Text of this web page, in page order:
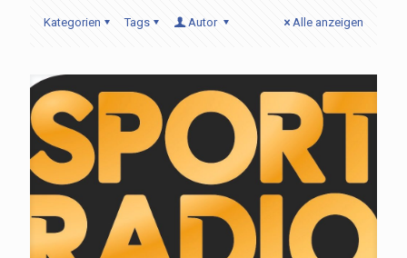
Kategorien Tags Autor Alle anzeigen